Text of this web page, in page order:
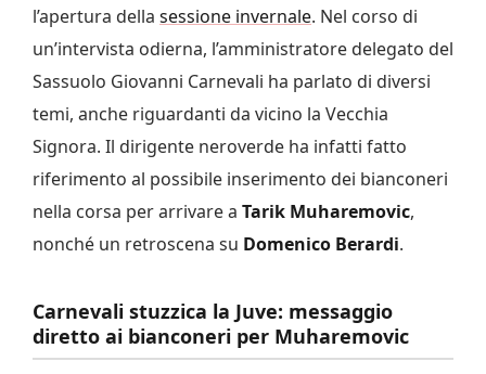
l’apertura della sessione invernale. Nel corso di
un’intervista odierna, l’amministratore delegato del
Sassuolo Giovanni Carnevali ha parlato di diversi
temi, anche riguardanti da vicino la Vecchia
Signora. Il dirigente neroverde ha infatti fatto
riferimento al possibile inserimento dei bianconeri
nella corsa per arrivare a Tarik Muharemovic,
nonché un retroscena su Domenico Berardi.
Carnevali stuzzica la Juve: messaggio
diretto ai bianconeri per Muharemovic